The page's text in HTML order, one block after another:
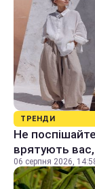
ТРЕНДИ
Не
врятують
06 серпня 2026,